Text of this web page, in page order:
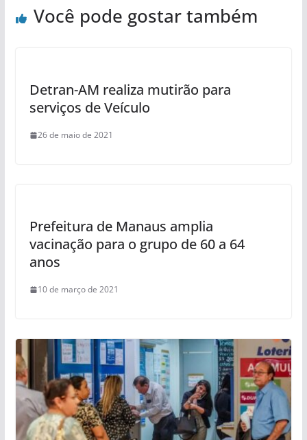
Você pode gostar também
Detran-AM realiza mutirão para
serviços de Veículo
26 de maio de 2021
Prefeitura de Manaus amplia
vacinação para o grupo de 60 a 64
anos
10 de março de 2021